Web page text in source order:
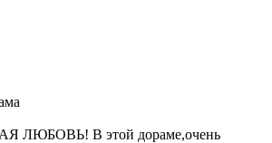
В этой дораме,очень